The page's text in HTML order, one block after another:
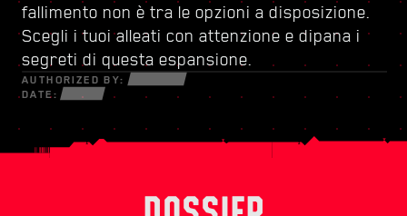
fallimento non è tra le opzioni a disposizione.
Scegli i tuoi alleati con attenzione e dipana i
segreti di questa espansione.
AUTHORIZED BY:
DATE:
qualsiasi rischio. Tra le sue mura scoprirai
incarichi emozionanti e missioni con poste in
palio mai viste prima.
spietati mercenari.